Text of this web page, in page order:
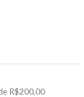
R$200,00